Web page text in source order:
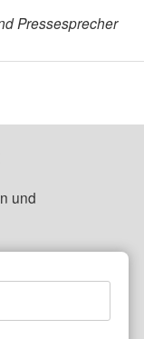
Pressesprecher
und